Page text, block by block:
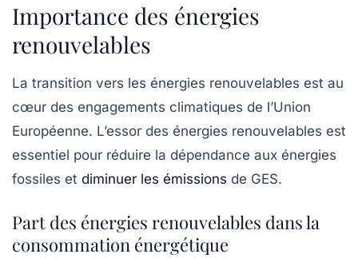
Importance des énergies
renouvelables
La transition vers les énergies renouvelables est au
cœur des engagements climatiques de l’Union
Européenne. L’essor des énergies renouvelables est
essentiel pour réduire la dépendance aux énergies
fossiles et diminuer les émissions de GES.
Part des énergies renouvelables dans la
consommation énergétique